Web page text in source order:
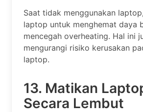
Saat tidak menggunakan
laptop untuk menghemat daya
mencegah overheating. Hal ini
mengurangi risiko kerusakan
laptop.
13. Matikan
Secara Lembut